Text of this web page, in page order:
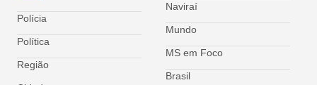
Polícia
Política
Região
Naviraí
Mundo
MS em Foco
Brasil